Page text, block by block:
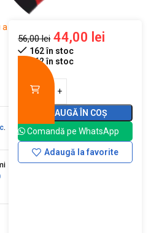
a
.
56,00lei 44,00 lei
162 în stoc
162 în stoc
ADAUGĂ ÎN COȘ
Comandă pe WhatsApp
Adaugă la favorite